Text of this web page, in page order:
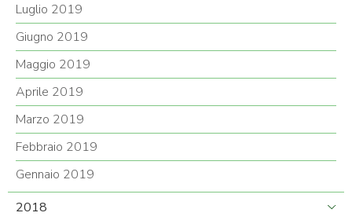
Luglio 2019
Giugno 2019
Maggio 2019
Aprile 2019
Marzo 2019
Febbraio 2019
Gennaio 2019
2018